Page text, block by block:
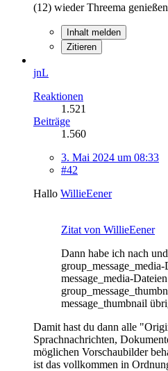
(12) wieder Threema genießen
Inhalt melden
Zitieren
jnL
Reaktionen
1.521
Beiträge
1.560
3. Mai 2024 um 08:33
#42
Hallo WillieEener
Zitat von WillieEener
Dann habe ich nach
message_media-
message_thumbnail
Damit hast du dann alle
Sprachnachrichten,
möglichen Vorschaubilder
ist das vollkommen in